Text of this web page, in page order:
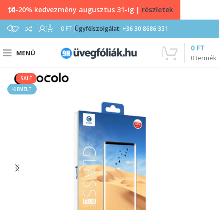
0 0 FT Ügyfélszolgálat: +36 30 8686 351
MENÜ
0termék
0 FT
SALE
KIEMELT
10-20% kedvezmény augusztus 31-ig | részletek